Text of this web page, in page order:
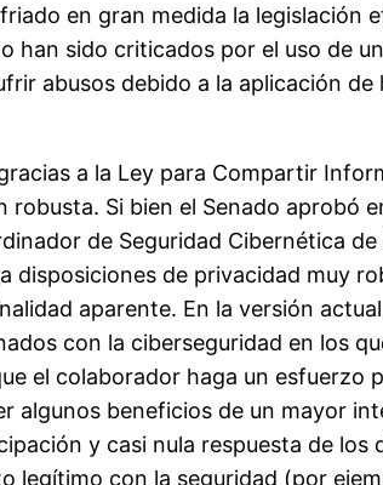
en gran medida la legislación
han sido criticados por el uso de
abusos debido a la aplicación de
a la Ley para Compartir
Si bien el Senado aprobó
de Seguridad Cibernética de
de privacidad muy
aparente. En la versión
con la ciberseguridad en los
el colaborador haga un esfuerzo
algunos beneficios de un mayor
y casi nula respuesta de los
legítimo con la seguridad (por